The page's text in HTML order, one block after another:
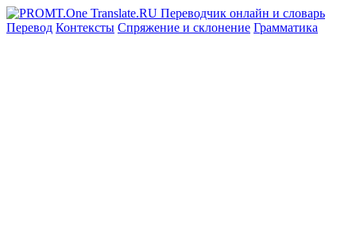
Перевод Контексты Спряжение и склонение Грамматика